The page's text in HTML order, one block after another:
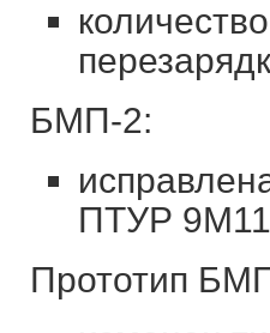
БМП-2:
ПТУР
Прототип